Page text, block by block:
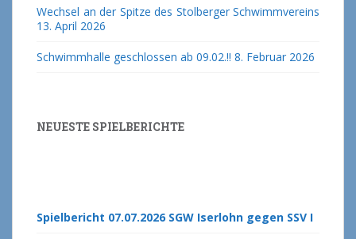
Wechsel an der Spitze des Stolberger Schwimmvereins
13. April 2026
Schwimmhalle geschlossen ab 09.02.!! 8. Februar 2026
NEUESTE SPIELBERICHTE
Spielbericht 07.07.2026 SGW Iserlohn gegen SSV I